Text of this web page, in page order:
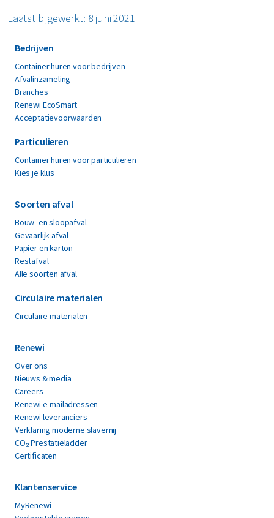
Laatst bijgewerkt: 8 juni 2021
Bedrijven
Container huren voor bedrijven
Afvalinzameling
Branches
Renewi EcoSmart
Acceptatievoorwaarden
Particulieren
Container huren voor particulieren
Kies je klus
Soorten afval
Bouw- en sloopafval
Gevaarlijk afval
Papier en karton
Restafval
Alle soorten afval
Circulaire materialen
Circulaire materialen
Renewi
Over ons
Nieuws & media
Careers
Renewi e-mailadressen
Renewi leveranciers
Verklaring moderne slavernij
CO₂ Prestatieladder
Certificaten
Klantenservice
MyRenewi